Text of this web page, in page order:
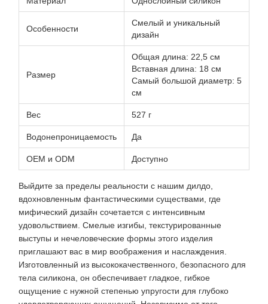
Особенности
Смелый и уникальный
дизайн
Размер
Общая длина: 22,5 см
Вставная длина: 18 см
Самый большой диаметр: 5
см
Вес 527 г
Водонепроницаемость Да
OEM и ODM Доступно
Выйдите за пределы реальности с нашим дилдо,
вдохновленным фантастическими существами, где
мифический дизайн сочетается с интенсивным
удовольствием. Смелые изгибы, текстурированные
выступы и нечеловеческие формы этого изделия
приглашают вас в мир воображения и наслаждения.
Изготовленный из высококачественного, безопасного для
тела силикона, он обеспечивает гладкое, гибкое
ощущение с нужной степенью упругости для глубоко